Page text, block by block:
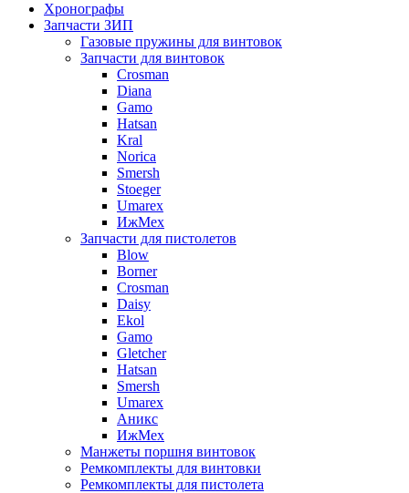
Хронографы
Запчасти ЗИП
Газовые пружины для винтовок
Запчасти для винтовок
Crosman
Diana
Gamo
Hatsan
Kral
Norica
Smersh
Stoeger
Umarex
ИжМех
Запчасти для пистолетов
Blow
Borner
Crosman
Daisy
Ekol
Gamo
Gletcher
Hatsan
Smersh
Umarex
Аникс
ИжМех
Манжеты поршня винтовок
Ремкомплекты для винтовки
Ремкомплекты для пистолета